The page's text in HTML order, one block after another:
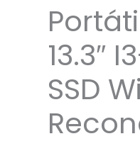
13.3″
SSD
ProBook
430G8
13.3"
I3-
1115G4,
16GB,
512GB